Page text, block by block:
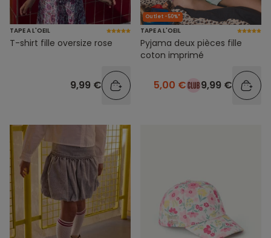
TAPE A L'OEIL
T-shirt fille oversize rose
9,99 €
Outlet -50%*
TAPE A L'OEIL
Pyjama deux pièces fille
coton imprimé
5,00 € 9,99 €